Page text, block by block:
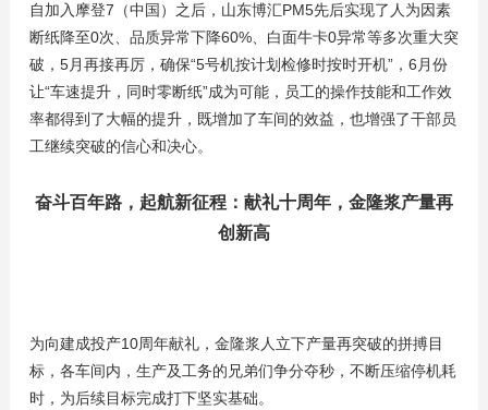
自加入摩登7（中国）之后，山东博汇PM5先后实现了人为因素
断纸降至0次、品质异常下降60%、白面牛卡0异常等多次重大突
破，5月再接再厉，确保“5号机按计划检修时按时开机”，6月份
让“车速提升，同时零断纸”成为可能，员工的操作技能和工作效
率都得到了大幅的提升，既增加了车间的效益，也增强了干部员
工继续突破的信心和决心。
奋斗百年路，起航新征程：献礼十周年，金隆浆产量再
创新高
为向建成投产10周年献礼，金隆浆人立下产量再突破的拼搏目
标，各车间内，生产及工务的兄弟们争分夺秒，不断压缩停机耗
时，为后续目标完成打下坚实基础。